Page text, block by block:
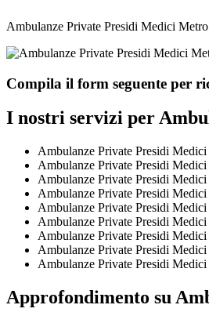
Ambulanze Private Presidi Medici
Compila il form seguente per
I nostri servizi per
Ambulanze Private Presidi Medici
Ambulanze Private Presidi
Ambulanze Private Presidi
Ambulanze Private Presidi
Ambulanze Private Presidi
Ambulanze Private Presidi
Ambulanze Private Presidi
Ambulanze Private Presidi
Ambulanze Private Presidi
Approfondimento su